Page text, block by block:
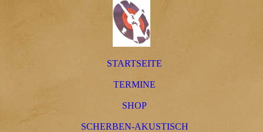
STARTSEITE
TERMINE
SHOP
SCHERBEN-AKUSTISCH